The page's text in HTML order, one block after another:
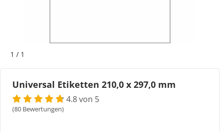
1 / 1
Universal Etiketten 210,0 x 297,0 mm
4.8 von 5
(80 Bewertungen)
Kartonetiketten
Etikettenspender
Etiketten auf Rolle